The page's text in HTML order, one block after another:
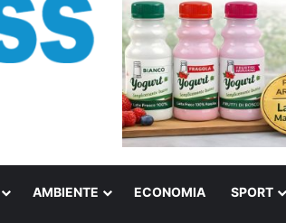
AMBIENTE ECONOMIA SPORT